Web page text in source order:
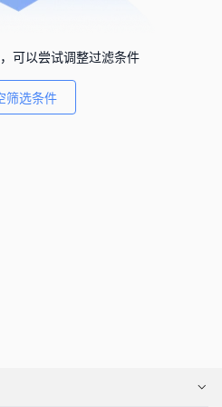
可以尝试调整过滤条件
筛选条件